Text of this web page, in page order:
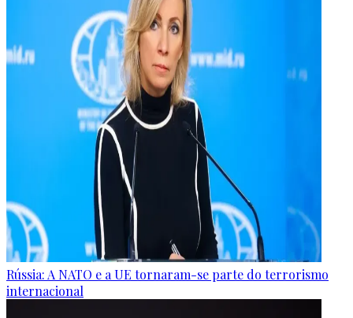
Rússia: A NATO e a UE tornaram-se parte do terrorismo
internacional